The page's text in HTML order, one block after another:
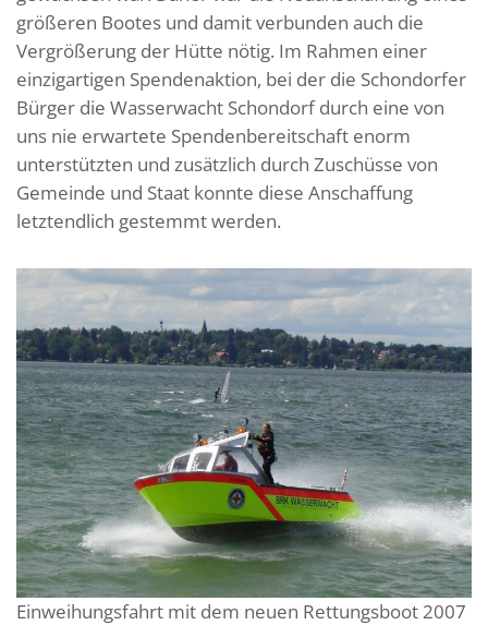
größeren Bootes und damit verbunden auch die
Vergrößerung der Hütte nötig. Im Rahmen einer
einzigartigen Spendenaktion, bei der die Schondorfer
Bürger die Wasserwacht Schondorf durch eine von
uns nie erwartete Spendenbereitschaft enorm
unterstützten und zusätzlich durch Zuschüsse von
Gemeinde und Staat konnte diese Anschaffung
letztendlich gestemmt werden.
Einweihungsfahrt mit dem neuen Rettungsboot 2007